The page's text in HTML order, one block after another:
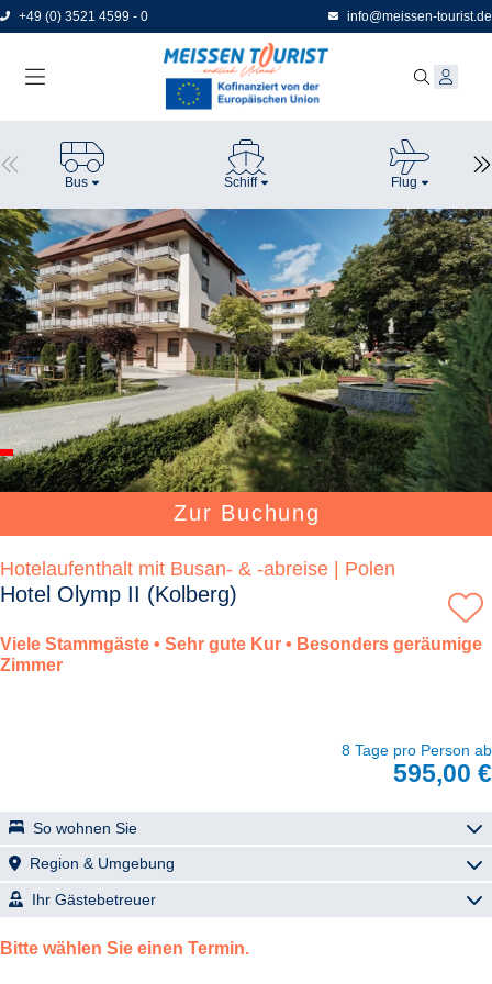
Direkt
zum
+49 (0) 3521 4599 - 0 info@meissen-tourist.de
Bus Schiff Flug
Zur Buchung
Hotelaufenthalt mit Busan- & -abreise | Polen
Hotel Olymp II (Kolberg)
Viele Stammgäste • Sehr gute Kur • Besonders geräumige
Zimmer
8 Tage pro Person ab
595,00 €
So wohnen Sie
Olymp II
Das moderne Hotel Olymp II begeistert mit seiner ruhigen und doch
zentralen Lage in Kolberg und bietet 144 komfortable Zimmer auf
vier Etagen. Viele Stammgäste schätzen die gelungene
Kombination aus Großzügigkeit, angenehmer Atmosphäre und
gutem Service. Die Ausstattung des Hauses entspricht dem eines
Region & Umgebung
Kolberg (Kołobrzeg)
lebensfrohe Kur-Metropole begeistert mit Sole-Mineralquellen,
Ihr Gästebetreuer
Bitte wählen Sie einen Termin.